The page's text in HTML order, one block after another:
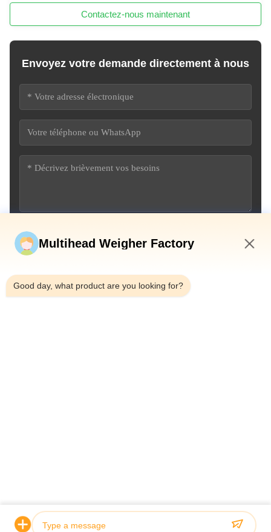
Contactez-nous maintenant
Envoyez votre demande directement à nous
Politique de confidentialitéChine Bonne qualité Peseuse associative Le
fournisseur. 2020-2026 GUANGDONG TOUPACK INTELLIGENT
Multihead Weigher Factory
Good day, what product are you looking for?